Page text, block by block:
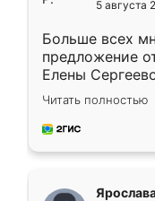
5 августа
Больше всех
предложение
Елены
короткие
для замера
предложил по
Читать полностью